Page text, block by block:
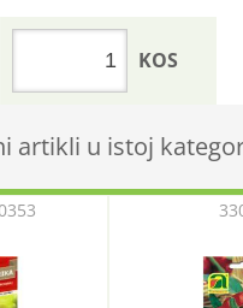
KOS
artikli u istoj